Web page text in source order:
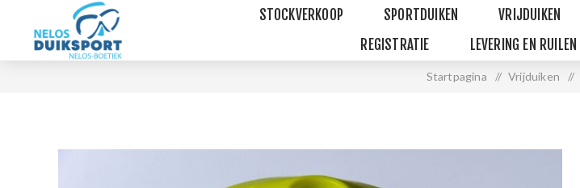
STOCKVERKOOP SPORTDUIKEN VRIJDUIKEN
REGISTRATIE
LEVERING EN RUILEN
Startpagina / Vrijduiken /